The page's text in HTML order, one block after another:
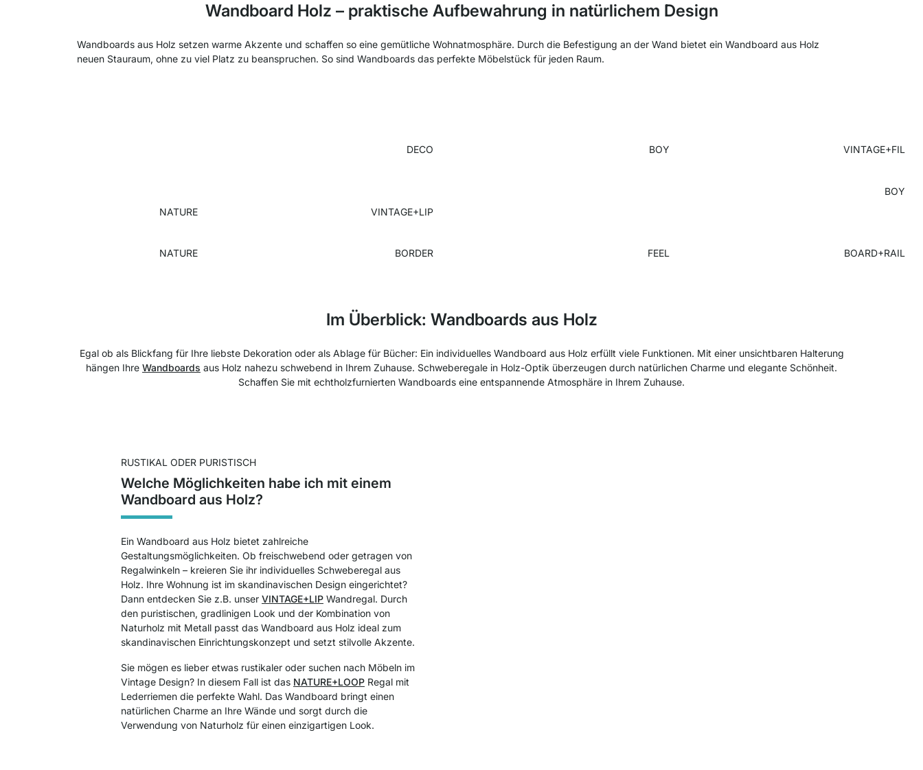
Wandboard Holz – praktische Aufbewahrung in natürlichem Design
Wandboards aus Holz setzen warme Akzente und schaffen so eine gemütliche Wohnatmosphäre. Durch die Befestigung an der Wand bietet ein Wandboard aus Holz
neuen Stauraum, ohne zu viel Platz zu beanspruchen. So sind Wandboards das perfekte Möbelstück für jeden Raum.
DECO BOY VINTAGE+FIL
BOY
NATURE
VINTAGE+LIP
NATURE BORDER FEEL BOARD+RAIL
Im Überblick: Wandboards aus Holz
Egal ob als Blickfang für Ihre liebste Dekoration oder als Ablage für Bücher: Ein individuelles Wandboard aus Holz erfüllt viele Funktionen. Mit einer unsichtbaren Halterung
hängen Ihre Wandboards aus Holz nahezu schwebend in Ihrem Zuhause. Schweberegale in Holz-Optik überzeugen durch natürlichen Charme und elegante Schönheit.
Schaffen Sie mit echtholzfurnierten Wandboards eine entspannende Atmosphäre in Ihrem Zuhause.
RUSTIKAL ODER PURISTISCH
Welche Möglichkeiten habe ich mit einem
Wandboard aus Holz?
Ein Wandboard aus Holz bietet zahlreiche
Gestaltungsmöglichkeiten. Ob freischwebend oder getragen von
Regalwinkeln – kreieren Sie ihr individuelles Schweberegal aus
Holz. Ihre Wohnung ist im skandinavischen Design eingerichtet?
Dann entdecken Sie z.B. unser VINTAGE+LIP Wandregal. Durch
den puristischen, gradlinigen Look und der Kombination von
Naturholz mit Metall passt das Wandboard aus Holz ideal zum
skandinavischen Einrichtungskonzept und setzt stilvolle Akzente.
Sie mögen es lieber etwas rustikaler oder suchen nach Möbeln im
Vintage Design? In diesem Fall ist das NATURE+LOOP Regal mit
Lederriemen die perfekte Wahl. Das Wandboard bringt einen
natürlichen Charme an Ihre Wände und sorgt durch die
Verwendung von Naturholz für einen einzigartigen Look.